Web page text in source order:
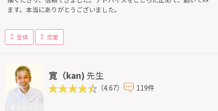
ます。本当にありがとうございました。
全体 恋愛
寛（kan) 先生
（4.67） 119件